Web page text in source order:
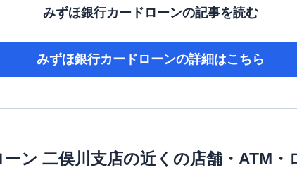
みずほ銀行カードローンの記事を読む
みずほ銀行カードローンの詳細はこちら
ン 二俣川支店の近くの店舗・ATM・